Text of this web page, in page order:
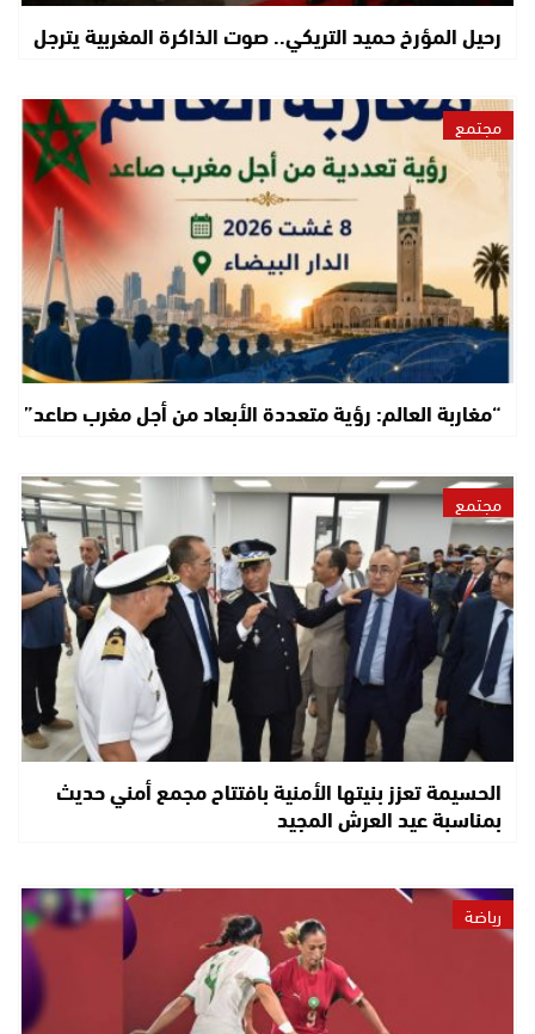
رحيل المؤرخ حميد التريكي.. صوت الذاكرة المغربية يترجل
مجتمع
“مغاربة العالم: رؤية متعددة الأبعاد من أجل مغرب صاعد”
مجتمع
الحسيمة تعزز بنيتها الأمنية بافتتاح مجمع أمني حديث
بمناسبة عيد العرش المجيد
رياضة